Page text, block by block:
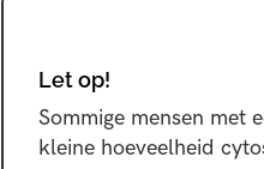
Let op!
Sommige mensen met
kleine hoeveelheid